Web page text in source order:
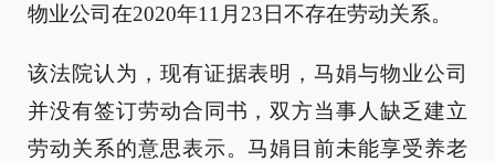
物业公司在2020年11月23日不存在劳动关系。
该法院认为，现有证据表明，马娟与物业公司
并没有签订劳动合同书，双方当事人缺乏建立
劳动关系的意思表示。马娟目前未能享受养老